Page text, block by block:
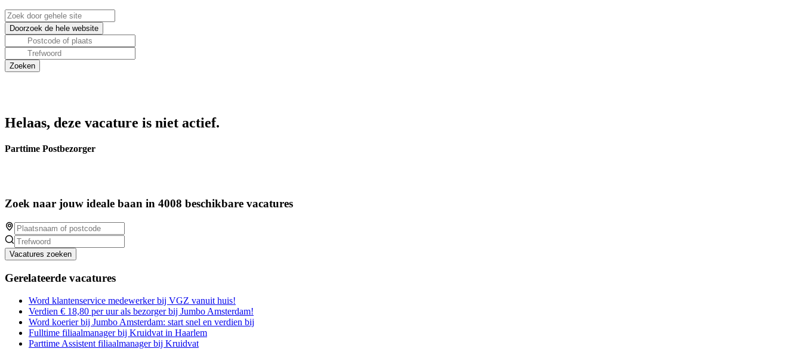
Helaas, deze vacature is niet actief.
Parttime Postbezorger
Zoek naar jouw ideale baan in 4008 beschikbare vacatures
Vacatures zoeken
Gerelateerde vacatures
Word klantenservice medewerker bij VGZ vanuit huis!
Verdien € 18,80 per uur als bezorger bij Jumbo Amsterdam!
Word koerier bij Jumbo Amsterdam: start snel en verdien bij
Fulltime filiaalmanager bij Kruidvat in Haarlem
Parttime Assistent filiaalmanager bij Kruidvat